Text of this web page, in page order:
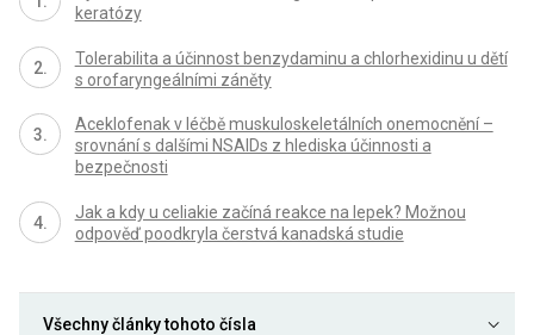
keratózy
Tolerabilita a účinnost benzydaminu a chlorhexidinu u dětí
s orofaryngeálními záněty
Aceklofenak v léčbě muskuloskeletálních onemocnění –
srovnání s dalšími NSAIDs z hlediska účinnosti a
bezpečnosti
Jak a kdy u celiakie začíná reakce na lepek? Možnou
odpověď poodkryla čerstvá kanadská studie
Všechny články tohoto čísla